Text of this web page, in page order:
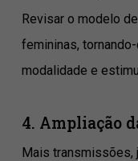
Revisar o modelo
femininas,
modalidade e
4. Ampliação
Mais transmissões,